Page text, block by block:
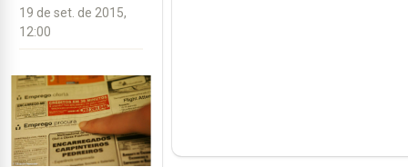
19 de set. de 2015,
12:00